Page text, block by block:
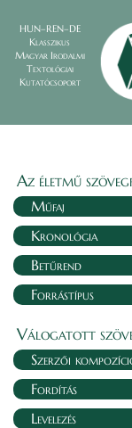
HUN–REN–DE
Klasszikus
Magyar Irodalmi
Textológiai
Kutatócsoport
Az életmű
Műfaj
Kronológia
Betűrend
Forrástípus
Válogatott
Szerzői
Fordítás
Levelezés